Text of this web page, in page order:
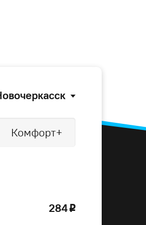
Комфорт+
284 o